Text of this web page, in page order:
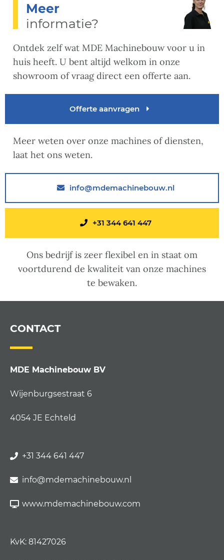
Meer
informatie?
Ontdek zelf wat MDE Machinebouw voor u in
huis heeft. U bent altijd welkom in onze
showroom of vraag direct een offerte aan.
Offerte aanvragen
Meer weten over onze machines of diensten,
laat het ons weten.
info@mdemachinebouw.nl
+31 344 641 447
Ons bedrijf is zeer flexibel en in staat om
voortdurend de kwaliteit van onze machines
te bewaken.
CONTACT
MDE Machinebouw BV
Wijenburgsestraat 6
4054 JE Echteld
+31 344 641 447
info@mdemachinebouw.nl
www.mdemachinebouw.com
KvK: 81427026